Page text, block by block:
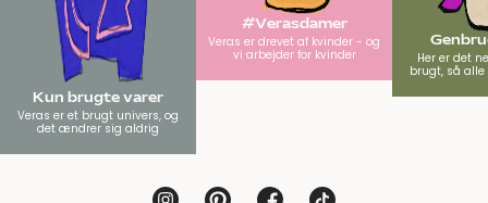
Kun brugte varer
Veras er et brugt univers, og
det ændrer sig aldrig
#Verasdamer
Veras er drevet af kvinder - og
vi arbejder for kvinder
Her er det
brugt, så